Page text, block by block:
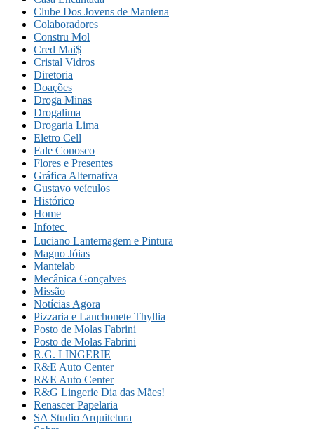
Clube Dos Jovens de Mantena
Colaboradores
Constru Mol
Cred Mai$
Cristal Vidros
Diretoria
Doações
Droga Minas
Drogalima
Drogaria Lima
Eletro Cell
Fale Conosco
Flores e Presentes
Gráfica Alternativa
Gustavo veículos
Histórico
Home
Infotec
Luciano Lanternagem e Pintura
Magno Jóias
Mantelab
Mecânica Gonçalves
Missão
Notícias Agora
Pizzaria e Lanchonete Thyllia
Posto de Molas Fabrini
Posto de Molas Fabrini
R.G. LINGERIE
R&E Auto Center
R&E Auto Center
R&G Lingerie Dia das Mães!
Renascer Papelaria
SA Studio Arquitetura